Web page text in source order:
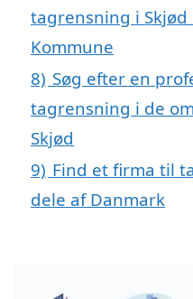
tagrensning i
Kommune
8) Søg efter en
tagrensning i de
Skjød
9) Find et firma til
dele af Danmark